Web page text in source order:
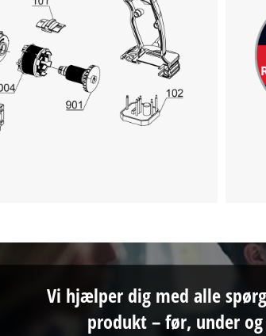
Vi hjælper dig med alle
produkt – før, under